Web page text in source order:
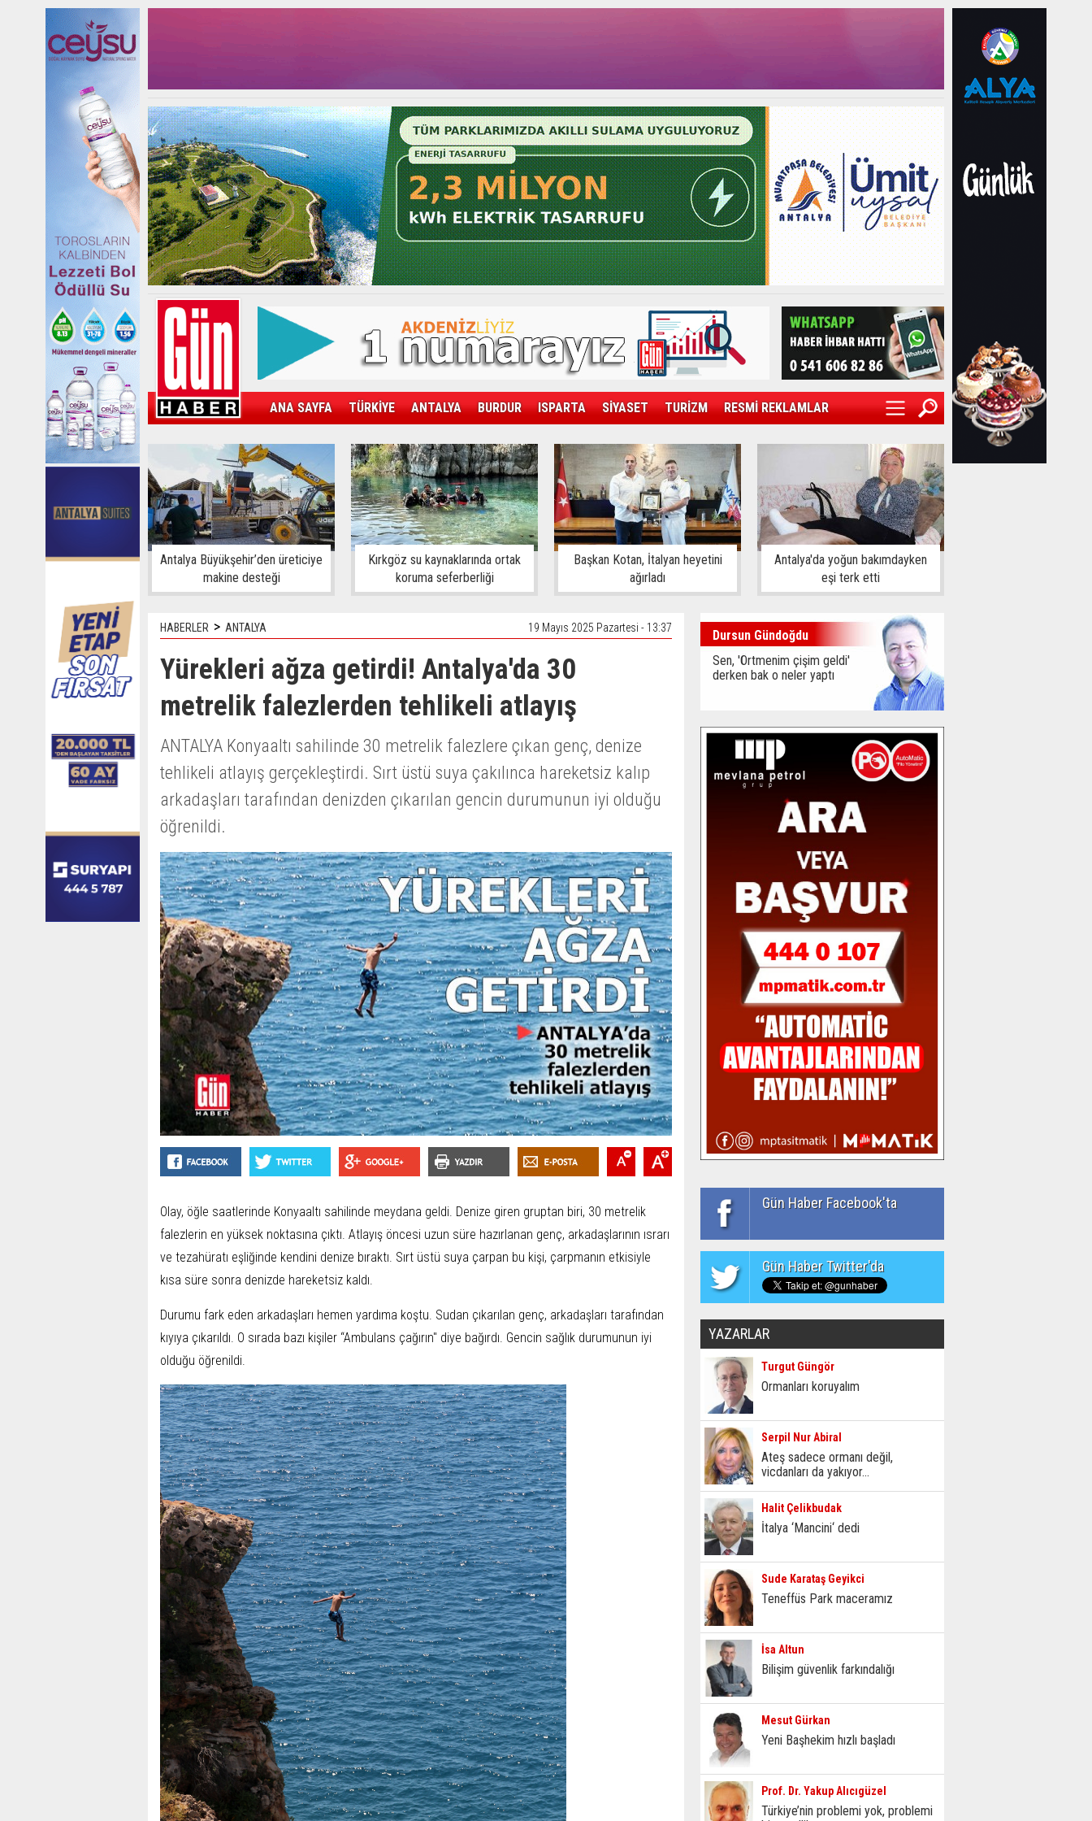
ANA SAYFA TÜRKİYE ANTALYA BURDUR ISPARTA SİYASET TURİZM RESMİ REKLAMLAR
KAMPÜS SPOR GÜN'ÜN ÜRÜNÜ SAĞLIK EKONOMİ DÜNYA
Antalya Büyükşehir’den üreticiye
makine desteği
Kırkgöz su kaynaklarında ortak
koruma seferberliği
Başkan Kotan, İtalyan heyetini
ağırladı
Antalya'da yoğun bakımdayken
eşi terk etti
HABERLER > ANTALYA 19 Mayıs 2025 Pazartesi - 13:37
Yürekleri ağza getirdi! Antalya'da 30
metrelik falezlerden tehlikeli atlayış
ANTALYA Konyaaltı sahilinde 30 metrelik falezlere çıkan genç, denize
tehlikeli atlayış gerçekleştirdi. Sırt üstü suya çakılınca hareketsiz kalıp
arkadaşları tarafından denizden çıkarılan gencin durumunun iyi olduğu
öğrenildi.
Olay, öğle saatlerinde Konyaaltı sahilinde meydana geldi. Denize giren gruptan biri, 30 metrelik
falezlerin en yüksek noktasına çıktı. Atlayış öncesi uzun süre hazırlanan genç, arkadaşlarının ısrarı
ve tezahüratı eşliğinde kendini denize bıraktı. Sırt üstü suya çarpan bu kişi, çarpmanın etkisiyle
kısa süre sonra denizde hareketsiz kaldı.
Durumu fark eden arkadaşları hemen yardıma koştu. Sudan çıkarılan genç, arkadaşları tarafından
kıyıya çıkarıldı. O sırada bazı kişiler “Ambulans çağırın" diye bağırdı. Gencin sağlık durumunun iyi
olduğu öğrenildi.
Dursun Gündoğdu
Sen, 'Örtmenim çişim geldi'
derken bak o neler yaptı
Gün Haber Facebook'ta
Gün Haber Twitter'da
YAZARLAR
Turgut Güngör
Ormanları koruyalım
Serpil Nur Abiral
Ateş sadece ormanı değil,
vicdanları da yakıyor...
Halit Çelikbudak
İtalya ‘Mancini‘ dedi
Sude Karataş Geyikci
Teneffüs Park maceramız
İsa Altun
Bilişim güvenlik farkındalığı
Mesut Gürkan
Yeni Başhekim hızlı başladı
Prof. Dr. Yakup Alıcıgüzel
Türkiye’nin problemi yok, problemi